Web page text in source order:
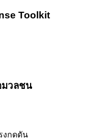
Toolkit
มวลชน
งกดดัน